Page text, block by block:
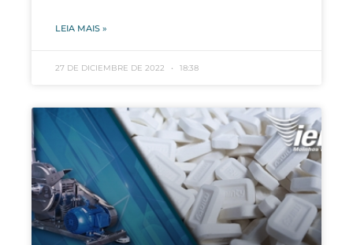
LEIA MAIS »
27 DE DICIEMBRE DE 2022 18:38